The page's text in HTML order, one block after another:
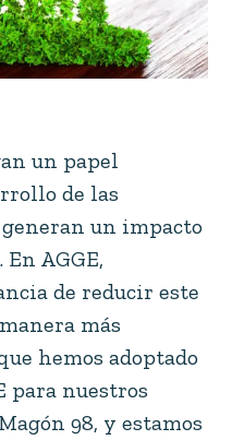
un papel
de las
un impacto
AGGE,
de reducir este
más
hemos adoptado
para nuestros
98, y estamos